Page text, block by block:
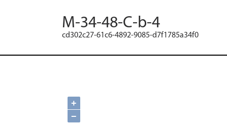
M-34-48-C-b-4
cd302c27-61c6-4892-9085-d7f1785a34f0
+
−